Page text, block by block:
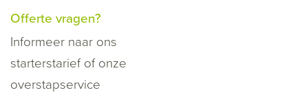
Offerte vragen?
Informeer naar ons
starterstarief of onze
overstapservice